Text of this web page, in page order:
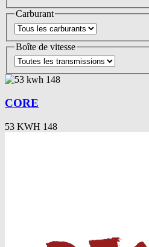
Carburant
Boîte de vitesse
CORE
53 KWH 148